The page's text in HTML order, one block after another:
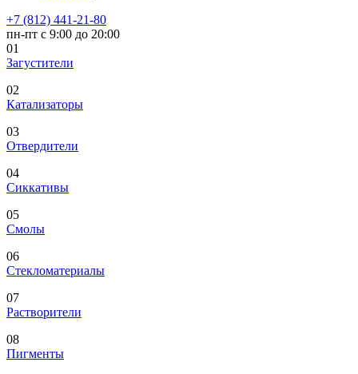
+7 (812) 441-21-80
пн-пт с 9:00 до 20:00
01
Загустители
02
Катализаторы
03
Отвердители
04
Сиккативы
05
Смолы
06
Стекломатериалы
07
Растворители
08
Пигменты